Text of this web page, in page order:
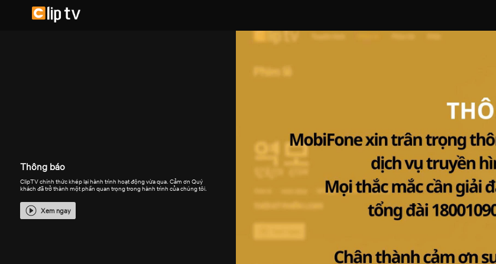
Thông báo
ClipTV chính thức khép lại hành trình hoạt động vừa qua. Cảm ơn Quý
khách đã trở thành một phần quan trọng trong hành trình của chúng tôi.
Xem ngay